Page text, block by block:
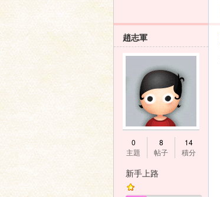
趙志軍
0
主題
8
帖子
14
積分
新手上路